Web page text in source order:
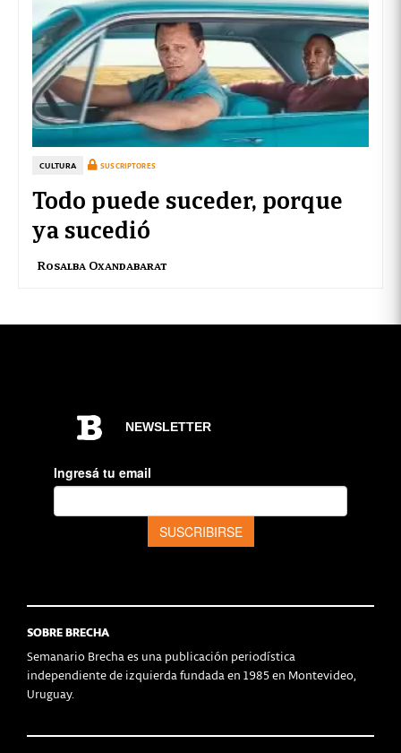
CULTURA SUSCRIPTORES
Todo puede suceder, porque
ya sucedió
Rosalba Oxandabarat
SOBRE BRECHA
Semanario Brecha es una publicación periodística
independiente de izquierda fundada en 1985 en Montevideo,
Uruguay.